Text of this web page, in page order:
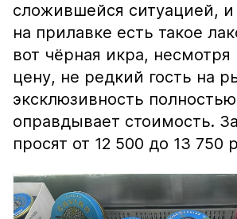
сложившейся ситуацией, и
на прилавке есть такое
вот чёрная икра,
цену, не редкий гость на
эксклюзивность полностью
оправдывает стоимость.
просят от 12 500 до 13 750